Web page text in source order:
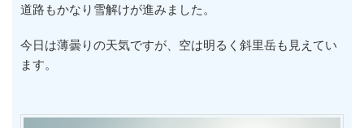
道路もかなり雪解けが進みました。
今日は薄曇りの天気ですが、空は明るく斜里岳も見えてい
ます。